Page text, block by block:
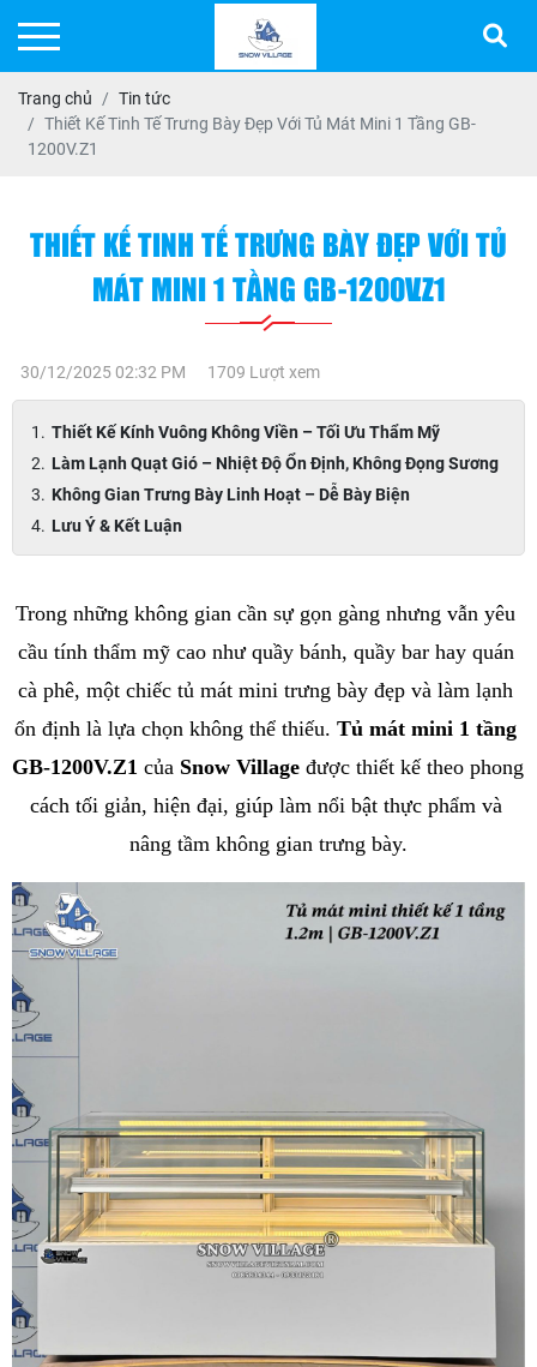
Trang chủ
Tin tức
Thiết Kế Tinh Tế Trưng Bày Đẹp Với Tủ Mát Mini 1 Tầng GB-
1200V.Z1
THIẾT KẾ TINH TẾ TRƯNG BÀY ĐẸP VỚI TỦ
MÁT MINI 1 TẦNG GB-1200V.Z1
30/12/2025 02:32 PM 1709 Lượt xem
Thiết Kế Kính Vuông Không Viền – Tối Ưu Thẩm Mỹ
Làm Lạnh Quạt Gió – Nhiệt Độ Ổn Định, Không Đọng Sương
Không Gian Trưng Bày Linh Hoạt – Dễ Bày Biện
Lưu Ý & Kết Luận
Trong những không gian cần sự gọn gàng nhưng vẫn yêu
cầu tính thẩm mỹ cao như quầy bánh, quầy bar hay quán
cà phê, một chiếc tủ mát mini trưng bày đẹp và làm lạnh
ổn định là lựa chọn không thể thiếu. Tủ mát mini 1 tầng
GB-1200V.Z1 của Snow Village được thiết kế theo phong
cách tối giản, hiện đại, giúp làm nổi bật thực phẩm và
nâng tầm không gian trưng bày.